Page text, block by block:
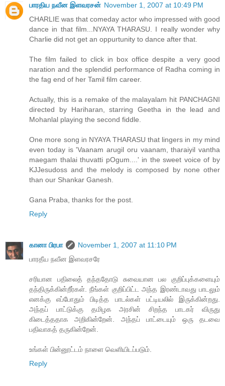
பாரதிய நவீன இளவரசன் November 1, 2007 at 10:49 PM
CHARLIE was that comeday actor who impressed with good
dance in that film...NYAYA THARASU. I really wonder why
Charlie did not get an oppurtunity to dance after that.
The film failed to click in box office despite a very good
naration and the splendid performance of Radha coming in
the fag end of her Tamil film career.
Actually, this is a remake of the malayalam hit PANCHAGNI
directed by Hariharan, starring Geetha in the lead and
Mohanlal playing the second fiddle.
One more song in NYAYA THARASU that lingers in my mind
even today is 'Vaanam arugil oru vaanam, tharaiyil vantha
maegam thalai thuvatti pOgum....' in the sweet voice of by
KJJesudoss and the melody is composed by none other
than our Shankar Ganesh.
Gana Praba, thanks for the post.
Reply
கானா பிரபா
November 1, 2007 at 11:10 PM
பாரதீய நவீன இளவரசரே
சரியான பதிலைத் தந்ததோடு சுவையான பல குறிப்புக்களையும்
தந்திருக்கின்றீர்கள். நீங்கள் குறிப்பிட்ட அந்த இரண்டாவது பாடலும்
எனக்கு எப்போதும் பிடித்த பாடல்கள் பட்டியலில் இருக்கின்றது.
அந்தப் பாட்டுக்கு தமிழக அரசின் சிறந்த பாடகர் விருது
கிடைத்ததாக அறிகின்றேன். அந்தப் பாட்டையும் ஒரு தடவை
பதிவாகத் தருகின்றேன்.
உங்கள் பின்னூட்டம் நாளை வெளியிடப்படும்.
Reply